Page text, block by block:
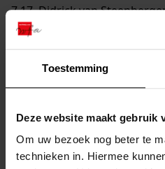
Toestemming
Deze website maakt gebruik
Om uw bezoek nog beter te
technieken in. Hiermee
7.17.Didrick van
Toon details van deze
7.18.Reijer Claesz. Sampson
Toon details van deze
7.19.Remmet Jansz. Keijser
Joannes Cleyers
Toon details van deze